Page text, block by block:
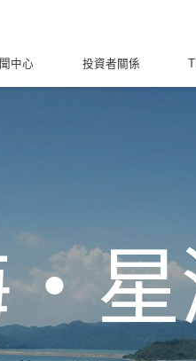
中心 投資者關係
‧星